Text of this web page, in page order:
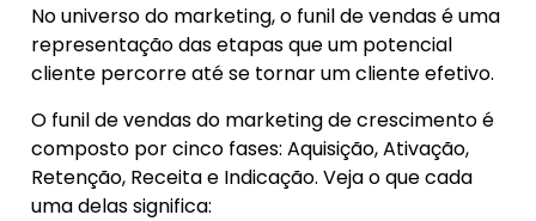
No universo do marketing, o funil de vendas é uma
representação das etapas que um potencial
cliente percorre até se tornar um cliente efetivo.
O funil de vendas do marketing de crescimento é
composto por cinco fases: Aquisição, Ativação,
Retenção, Receita e Indicação. Veja o que cada
uma delas significa: